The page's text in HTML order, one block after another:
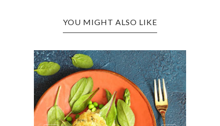
YOU MIGHT ALSO LIKE